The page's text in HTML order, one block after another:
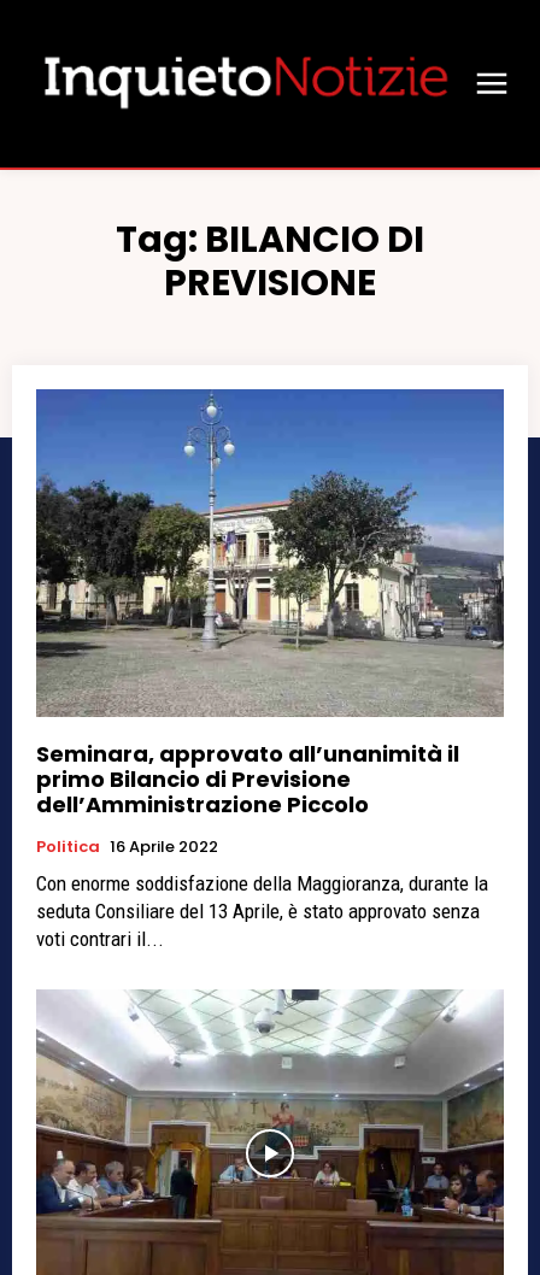
Tag: BILANCIO DI
PREVISIONE
Seminara, approvato all’unanimità il
primo Bilancio di Previsione
dell’Amministrazione Piccolo
Politica 16 Aprile 2022
Con enorme soddisfazione della Maggioranza, durante la
seduta Consiliare del 13 Aprile, è stato approvato senza
voti contrari il...